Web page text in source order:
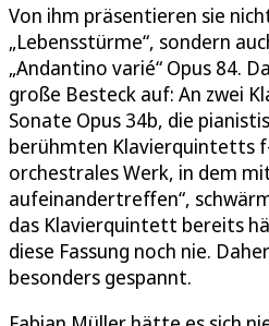
Von ihm präsentieren sie
„Lebensstürme“, sondern
„Andantino varié“ Opus 84.
große Besteck auf: An zwei
Sonate Opus 34b, die
berühmten Klavierquintetts
orchestrales Werk, in dem
aufeinandertreffen“,
das Klavierquintett bereits
diese Fassung noch nie.
besonders gespannt.